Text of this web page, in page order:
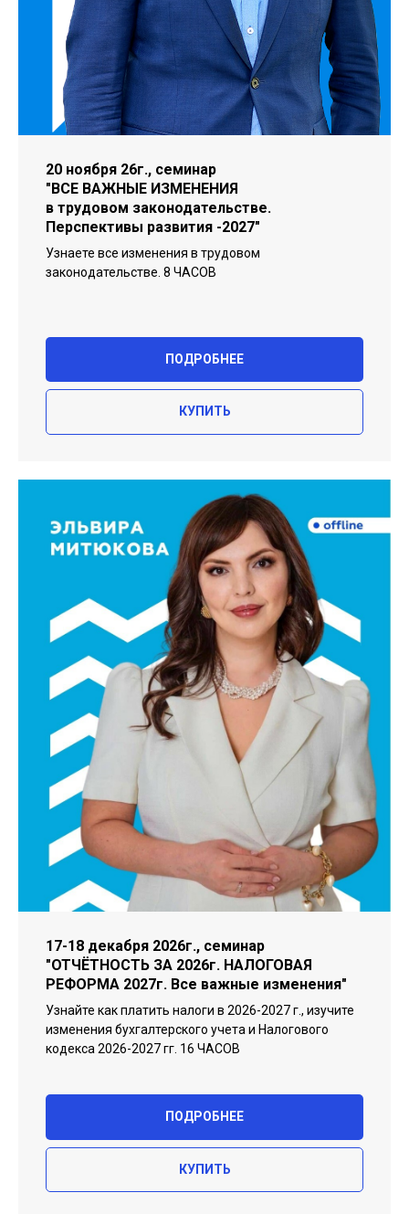
20 ноября 26г., семинар
"ВСЕ ВАЖНЫЕ ИЗМЕНЕНИЯ
в трудовом законодательстве.
Перспективы развития -2027"
Узнаете все изменения в трудовом
законодательстве. 8 ЧАСОВ
ПОДРОБНЕЕ
КУПИТЬ
17-18 декабря 2026г., семинар
"ОТЧЁТНОСТЬ ЗА 2026г. НАЛОГОВАЯ
РЕФОРМА 2027г. Все важные изменения"
Узнайте как платить налоги в 2026-2027 г., изучите
изменения бухгалтерского учета и Налогового
кодекса 2026-2027 гг. 16 ЧАСОВ
ПОДРОБНЕЕ
КУПИТЬ